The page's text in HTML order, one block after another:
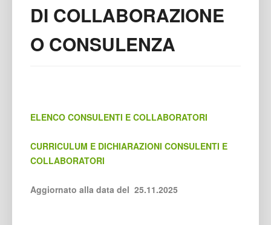
DI COLLABORAZIONE
O CONSULENZA
ELENCO CONSULENTI E COLLABORATORI
CURRICULUM E DICHIARAZIONI CONSULENTI E
COLLABORATORI
Aggiornato alla data del 25.11.2025